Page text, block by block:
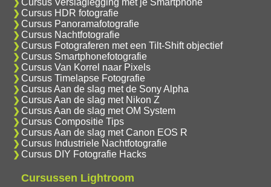
Cursus Verslaglegging met je Smartphone
Cursus HDR fotografie
Cursus Panoramafotografie
Cursus Nachtfotografie
Cursus Fotograferen met een Tilt-Shift objectief
Cursus Smartphonefotografie
Cursus Van Korrel naar Pixels
Cursus Timelapse Fotografie
Cursus Aan de slag met de Sony Alpha
Cursus Aan de slag met Nikon Z
Cursus Aan de slag met OM System
Cursus Compositie Tips
Cursus Aan de slag met Canon EOS R
Cursus Industriele Nachtfotografie
Cursus DIY Fotografie Hacks
Cursussen Lightroom